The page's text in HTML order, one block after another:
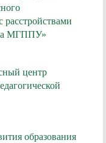
расстройствами
МГППУ»
центр
образования